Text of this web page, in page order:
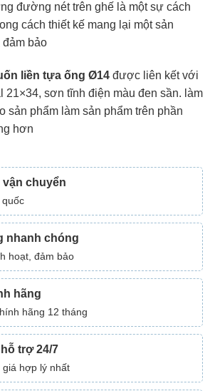
đường nét trên ghế là một sự cách
cách thiết kế mang lại một sản
bảo
liền tựa ống Ø14 được liên kết với
21×34, sơn tĩnh điện màu đen sần. làm
sản phẩm làm sản phẩm trên phần
hơn
vận chuyển
nhanh chóng
hoạt, đảm bảo
hãng
hãng 12 tháng
trợ 24/7
hợp lý nhất